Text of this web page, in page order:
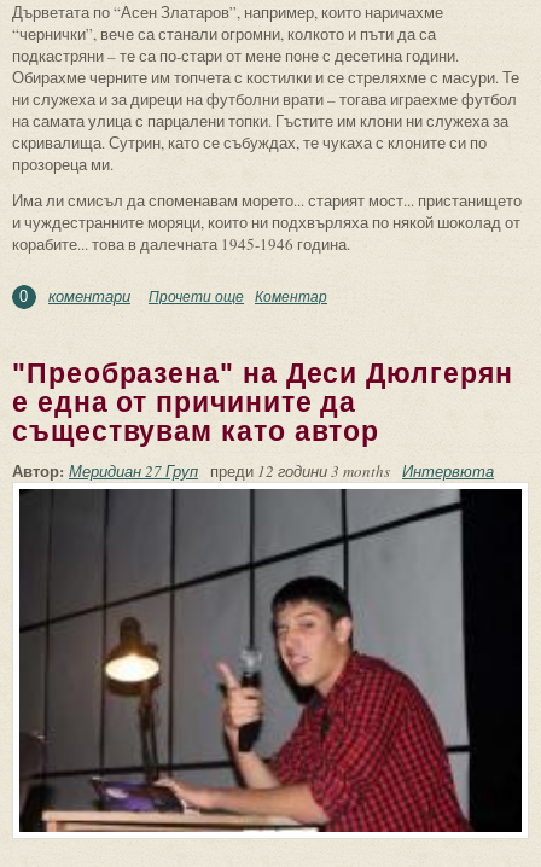
Дърветата по “Асен Златаров”, например, които наричахме
“чернички”, вече са станали огромни, колкото и пъти да са
подкастряни – те са по-стари от мене поне с десетина години.
Обирахме черните им топчета с костилки и се стреляхме с масури. Те
ни служеха и за диреци на футболни врати – тогава играехме футбол
на самата улица с парцалени топки. Гъстите им клони ни служеха за
скривалища. Сутрин, като се събуждах, те чукаха с клоните си по
прозореца ми.
Има ли смисъл да споменавам морето... старият мост... пристанището
и чуждестранните моряци, които ни подхвърляха по някой шоколад от
корабите... това в далечната 1945-1946 година.
0 коментари Прочети още about Вярвам в любовта, а не в омразата
Коментар
"Преобразена" на Деси Дюлгерян
е една от причините да
съществувам като автор
Автор: Меридиан 27 Груп преди 12 години 3 months Интервюта